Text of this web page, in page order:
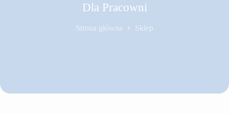
Dla Pracowni
Strona główna Sklep